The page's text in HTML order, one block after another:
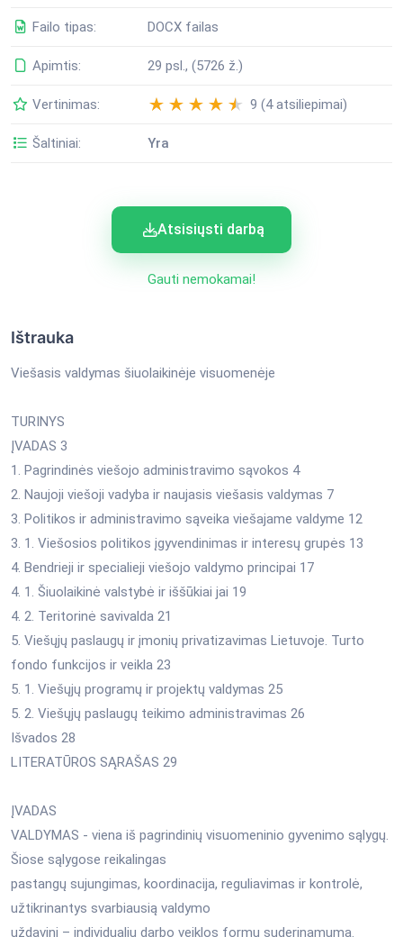
Failo tipas: DOCX failas
Apimtis: 29 psl., (5726 ž.)
Vertinimas: 9 (4 atsiliepimai)
Šaltiniai: Yra
Atsisiųsti darbą
Gauti nemokamai!
Ištrauka
Viešasis valdymas šiuolaikinėje visuomenėje
TURINYS
ĮVADAS 3
1. Pagrindinės viešojo administravimo sąvokos 4
2. Naujoji viešoji vadyba ir naujasis viešasis valdymas 7
3. Politikos ir administravimo sąveika viešajame valdyme 12
3. 1. Viešosios politikos įgyvendinimas ir interesų grupės 13
4. Bendrieji ir specialieji viešojo valdymo principai 17
4. 1. Šiuolaikinė valstybė ir iššūkiai jai 19
4. 2. Teritorinė savivalda 21
5. Viešųjų paslaugų ir įmonių privatizavimas Lietuvoje. Turto
fondo funkcijos ir veikla 23
5. 1. Viešųjų programų ir projektų valdymas 25
5. 2. Viešųjų paslaugų teikimo administravimas 26
Išvados 28
LITERATŪROS SĄRAŠAS 29
ĮVADAS
VALDYMAS - viena iš pagrindinių visuomeninio gyvenimo sąlygų.
Šiose sąlygose reikalingas
pastangų sujungimas, koordinacija, reguliavimas ir kontrolė,
užtikrinantys svarbiausią valdymo
uždavinį – individualių darbo veiklos formų suderinamumą.